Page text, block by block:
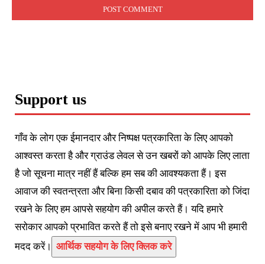
Support us
गाँव के लोग एक ईमानदार और निष्पक्ष पत्रकारिता के लिए आपको
आश्वस्त करता है और ग्राउंड लेवल से उन खबरों को आपके लिए लाता
है जो सूचना मात्र नहीं हैं बल्कि हम सब की आवश्यकता हैं। इस
आवाज की स्वतन्त्रता और बिना किसी दबाव की पत्रकारिता को जिंदा
रखने के लिए हम आपसे सहयोग की अपील करते हैं। यदि हमारे
सरोकार आपको प्रभावित करते हैं तो इसे बनाए रखने में आप भी हमारी
मदद करें। आर्थिक सहयोग के लिए क्लिक करे